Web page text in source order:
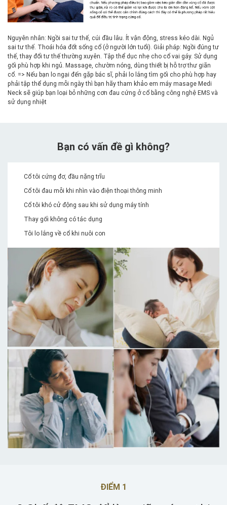
Nguyên nhân: Ngồi sai tư thế, cúi đầu lâu. Ít vận động, stress kéo dài. Ngủ
sai tư thế. Thoái hóa đốt sống cổ (ở người lớn tuổi). Giải pháp: Ngồi đúng tư
thế, thay đổi tư thế thường xuyên. Tập thể dục nhẹ cho cổ vai gáy. Sử dụng
gối phù hợp khi ngủ. Massage, chườm nóng, dùng thiết bị hỗ trợ thư giãn
cổ. => Nếu bạn lo ngại đến gặp bác sĩ, phải lo lắng tìm gối cho phù hợp hay
phải tập thể dụng mỗi ngày thì bạn hãy tham khảo em máy masage Medi
Neck sẽ giúp bạn loại bỏ những cơn đau cứng ở cổ bằng công nghệ EMS và
sử dụng nhiệt
Bạn có vấn đề gì không?
Cổ tôi cứng đơ, đầu nặng trĩu
Cổ tôi đau mỗi khi nhìn vào điện thoại thông minh
Cổ tôi khó cử động sau khi sử dụng máy tính
Thay gối không có tác dụng
Tôi lo lắng về cổ khi nuôi con
ĐIỂM 1